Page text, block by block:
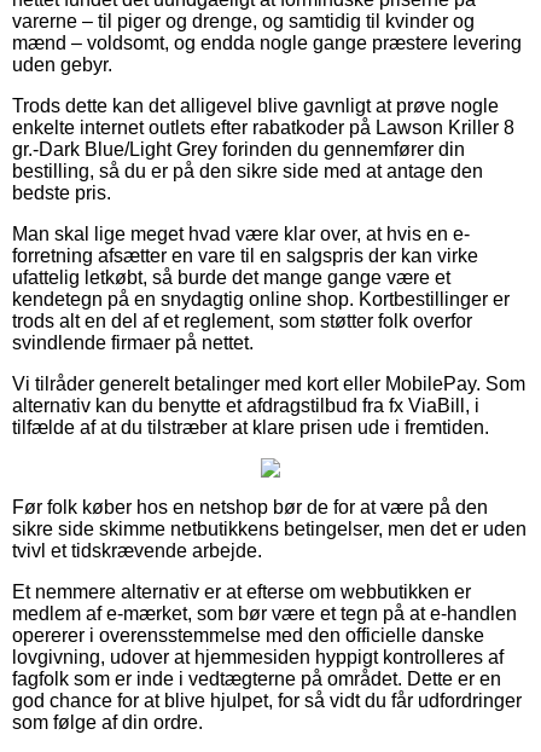
varerne – til piger og drenge, og samtidig til kvinder og
mænd – voldsomt, og endda nogle gange præstere levering
uden gebyr.
Trods dette kan det alligevel blive gavnligt at prøve nogle
enkelte internet outlets efter rabatkoder på Lawson Kriller 8
gr.-Dark Blue/Light Grey forinden du gennemfører din
bestilling, så du er på den sikre side med at antage den
bedste pris.
Man skal lige meget hvad være klar over, at hvis en e-
forretning afsætter en vare til en salgspris der kan virke
ufattelig letkøbt, så burde det mange gange være et
kendetegn på en snydagtig online shop. Kortbestillinger er
trods alt en del af et reglement, som støtter folk overfor
svindlende firmaer på nettet.
Vi tilråder generelt betalinger med kort eller MobilePay. Som
alternativ kan du benytte et afdragstilbud fra fx ViaBill, i
tilfælde af at du tilstræber at klare prisen ude i fremtiden.
Før folk køber hos en netshop bør de for at være på den
sikre side skimme netbutikkens betingelser, men det er uden
tvivl et tidskrævende arbejde.
Et nemmere alternativ er at efterse om webbutikken er
medlem af e-mærket, som bør være et tegn på at e-handlen
opererer i overensstemmelse med den officielle danske
lovgivning, udover at hjemmesiden hyppigt kontrolleres af
fagfolk som er inde i vedtægterne på området. Dette er en
god chance for at blive hjulpet, for så vidt du får udfordringer
som følge af din ordre.